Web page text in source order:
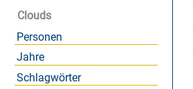
Clouds
Personen
Jahre
Schlagwörter